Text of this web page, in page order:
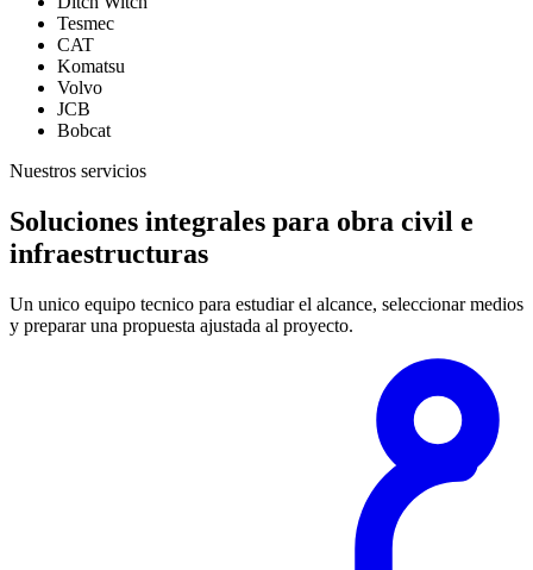
Tesmec
CAT
Komatsu
Volvo
JCB
Bobcat
Nuestros servicios
Soluciones integrales para obra civil e
infraestructuras
Un unico equipo tecnico para estudiar el alcance, seleccionar medios
y preparar una propuesta ajustada al proyecto.